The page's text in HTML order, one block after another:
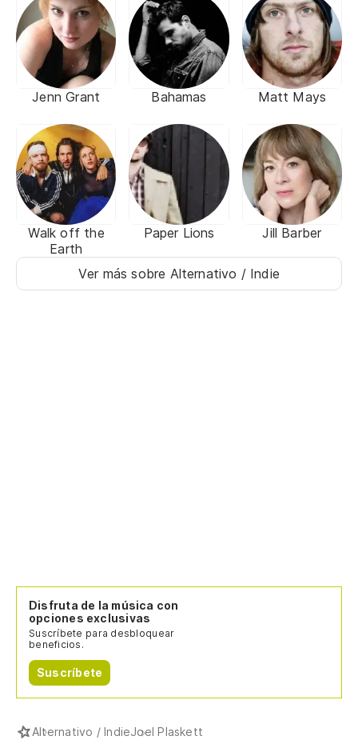
Jenn Grant Bahamas Matt Mays
Walk off the
Earth
Paper Lions Jill Barber
Ver más sobre Alternativo / Indie
Disfruta de la música con
opciones exclusivas
Suscríbete para desbloquear
beneficios.
Suscríbete
Alternativo / IndieJoel Plaskett